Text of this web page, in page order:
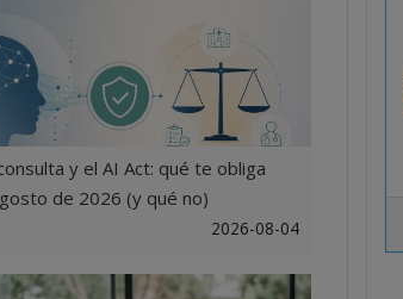
y el AI Act: qué te obliga
de 2026 (y qué no)
2026-08-04